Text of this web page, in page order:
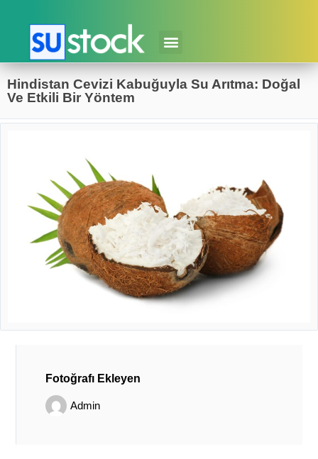
Hindistan Cevizi Kabuğuyla Su Arıtma: Doğal
Ve Etkili Bir Yöntem
Fotoğrafı Ekleyen
Admin